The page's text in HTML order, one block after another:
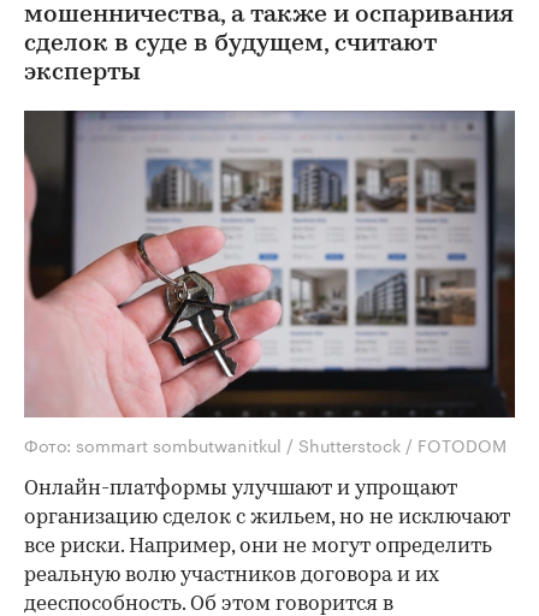
мошенничества, а также и оспаривания
сделок в суде в будущем, считают
эксперты
Фото: sommart sombutwanitkul / Shutterstock / FOTODOM
Онлайн-платформы улучшают и упрощают
организацию сделок с жильем, но не исключают
все риски. Например, они не могут определить
реальную волю участников договора и их
дееспособность. Об этом говорится в